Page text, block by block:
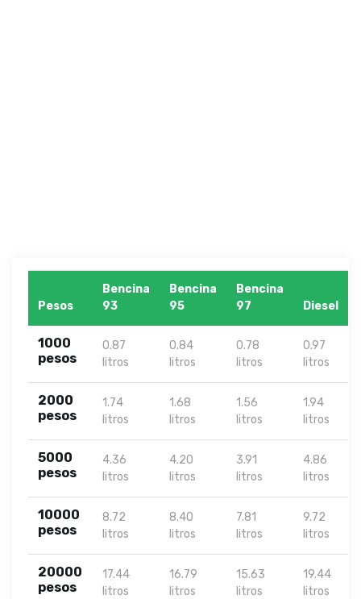
Pesos
Bencina
93
Bencina
95
Bencina
97
Diesel
1000
pesos
0.87
litros
0.84
litros
0.78
litros
0.97
litros
2000
pesos
1.74
litros
1.68
litros
1.56
litros
1.94
litros
5000
pesos
4.36
litros
4.20
litros
3.91
litros
4.86
litros
10000
pesos
8.72
litros
8.40
litros
7.81
litros
9.72
litros
20000
pesos
17.44
litros
16.79
litros
15.63
litros
19.44
litros